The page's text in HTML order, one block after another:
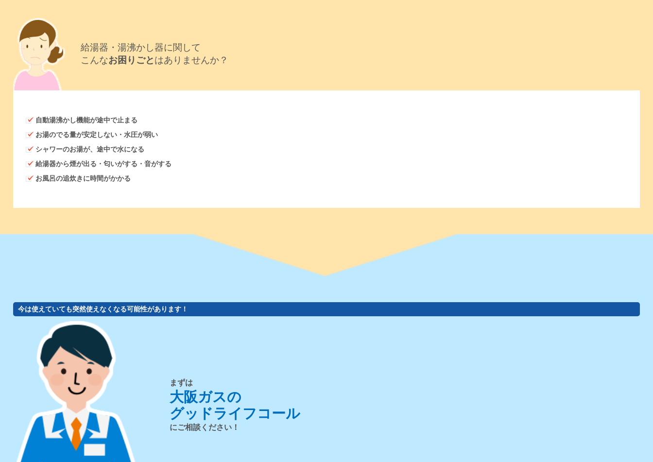
給湯器・湯沸かし器に関して
こんなお困りごとはありませんか？
自動湯沸かし機能が途中で止まる
お湯のでる量が安定しない・水圧が弱い
シャワーのお湯が、途中で水になる
給湯器から煙が出る・匂いがする・音がする
お風呂の追炊きに時間がかかる
今は使えていても突然使えなくなる可能性があります！
まずは
大阪ガスの
グッドライフコール
にご相談ください！